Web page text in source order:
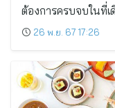
ต้องการครบจบในที่
26 พ.ย. 67 17:26